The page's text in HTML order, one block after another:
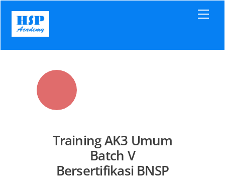
content
Training AK3 Umum
Batch V
Bersertifikasi BNSP